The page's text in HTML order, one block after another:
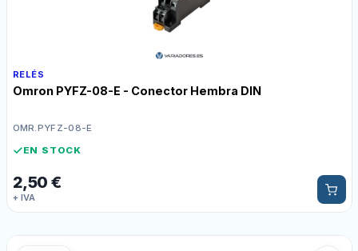
RELÉS
Omron PYFZ-08-E - Conector Hembra DIN
OMR.PYFZ-08-E
EN STOCK
2,50 €
+ IVA